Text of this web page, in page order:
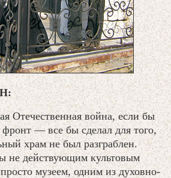
Отечественная война, если бы
фронт — все бы сделал для того,
храм не был разграблен.
не действующим культовым
музеем, одним из духовно-